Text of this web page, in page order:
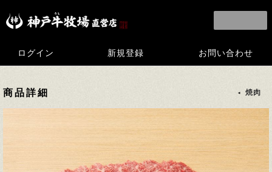
ログイン 新規登録 お問い合わせ
商品詳細 焼肉